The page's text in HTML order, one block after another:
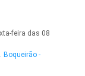
feira das 08
Boqueirão -